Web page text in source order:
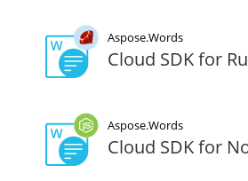
Aspose.Words
Cloud SDK for
Aspose.Words
Cloud SDK for